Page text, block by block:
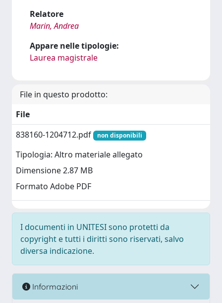
Relatore
Marin, Andrea
Appare nelle tipologie:
Laurea magistrale
File in questo prodotto:
File
838160-1204712.pdf
non disponibili
Tipologia: Altro materiale allegato
Dimensione 2.87 MB
Formato Adobe PDF
I documenti in UNITESI sono protetti da
copyright e tutti i diritti sono riservati, salvo
diversa indicazione.
Informazioni